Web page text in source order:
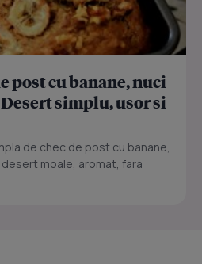
post cu banane, nuci
simplu, usor si
de chec de post cu banane,
desert moale, aromat, fara